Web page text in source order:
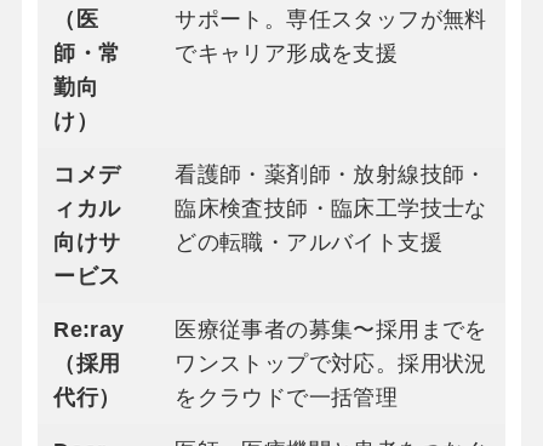
（医
師・常
勤向
け）
サポート。専任スタッフが無料
でキャリア形成を支援
コメデ
ィカル
向けサ
ービス
看護師・薬剤師・放射線技師・
臨床検査技師・臨床工学技士な
どの転職・アルバイト支援
Re:ray
（採用
代行）
医療従事者の募集〜採用までを
ワンストップで対応。採用状況
をクラウドで一括管理